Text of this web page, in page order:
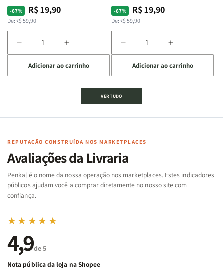
-67%
Preço
normal
De:R$ 59,90
Preço
promocional
R$ 19,90
Diminuir
a
quantidade
de
Cartas
Famílias
Bíblia
-
Penkal
Aumentar
a
quantidade
de
Jogo
Cartas
Famílias
da
Bíblia
-
Penkal
Adicionar ao carrinho
-67%
Preço
normal
De:R$ 59,90
Preço
promocional
R$ 19,90
Diminuir
a
quantidade
de
Jogo
|
de
Aumentar
a
quantidade
de
|
Adicionar ao carrinho
VER TUDO
REPUTAÇÃO CONSTRUÍDA NOS MARKETPLACES
Avaliações da Livraria
Penkal é o nome da nossa operação nos marketplaces. Estes indicadores
públicos ajudam você a comprar diretamente no nosso site com
confiança.
★★★★★
4,9de 5
Nota pública da loja na Shopee